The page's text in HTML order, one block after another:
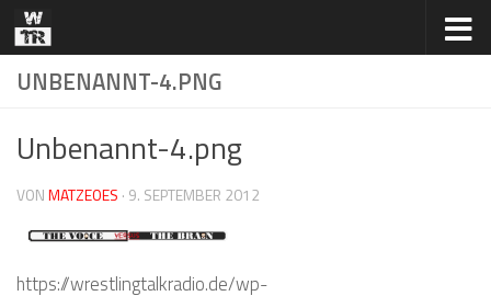
Zum Inhalt springen
UNBENANNT-4.PNG
Unbenannt-4.png
VONMATZEOES · 9. SEPTEMBER 2012
https://wrestlingtalkradio.de/wp-